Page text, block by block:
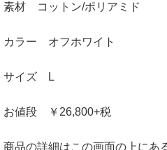
素材 コットン/ポリアミド
カラー オフホワイト
サイズ L
お値段 ￥26,800+税
商品の詳細はこの画面の上にあ